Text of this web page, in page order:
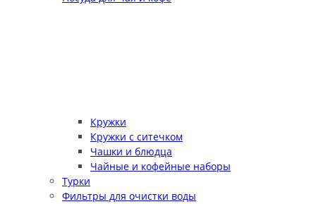
Кружки
Кружки с ситечком
Чашки и блюдца
Чайные и кофейные наборы
Турки
Фильтры для очистки воды